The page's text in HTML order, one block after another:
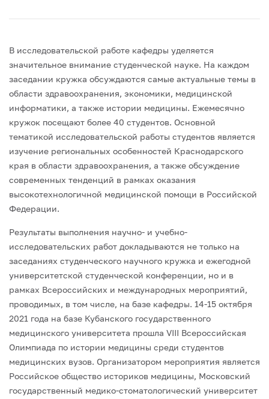
В исследовательской работе кафедры уделяется
значительное внимание студенческой науке. На каждом
заседании кружка обсуждаются самые актуальные темы в
области здравоохранения, экономики, медицинской
информатики, а также истории медицины. Ежемесячно
кружок посещают более 40 студентов. Основной
тематикой исследовательской работы студентов является
изучение региональных особенностей Краснодарского
края в области здравоохранения, а также обсуждение
современных тенденций в рамках оказания
высокотехнологичной медицинской помощи в Российской
Федерации.
Результаты выполнения научно- и учебно-
исследовательских работ докладываются не только на
заседаниях студенческого научного кружка и ежегодной
университетской студенческой конференции, но и в
рамках Всероссийских и международных мероприятий,
проводимых, в том числе, на базе кафедры. 14-15 октября
2021 года на базе Кубанского государственного
медицинского университета прошла VIII Всероссийская
Олимпиада по истории медицины среди студентов
медицинских вузов. Организатором мероприятия является
Российское общество историков медицины, Московский
государственный медико-стоматологический университет